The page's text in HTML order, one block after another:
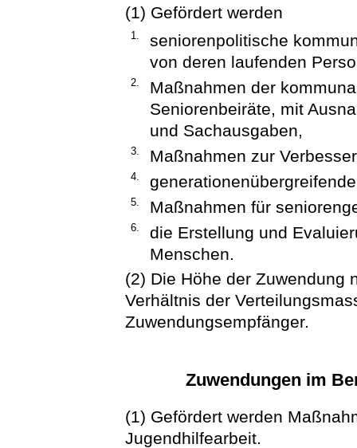
(1) Gefördert werden
1.
seniorenpolitische
von deren laufenden
2.
Maßnahmen der
Seniorenbeiräte, mit
und Sachausgaben,
3. Maßnahmen zur
4.
5. Maßnahmen für
6.
die Erstellung und
Menschen.
(2) Die Höhe der Zuwendung
Verhältnis der
Zuwendungsempfänger.
Zuwendungen im
(1) Gefördert werden
Jugendhilfearbeit.